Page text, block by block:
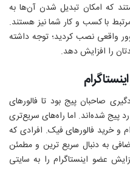
که امکان تبدیل شدن آن‌ها به
با کسب و کار شما نیز هستند.
واقعی نصب کردید؛ توجه داشته
را افزایش دهد.
صاحبان پیج بود تا فالورهای
پیج شده‌اند. اما راه‌های سریع‌تری
و خرید فالورهای فیک. افرادی که
به دنبال سریع ترین و مطمئن
عضو اینستاگرام را به سایتی